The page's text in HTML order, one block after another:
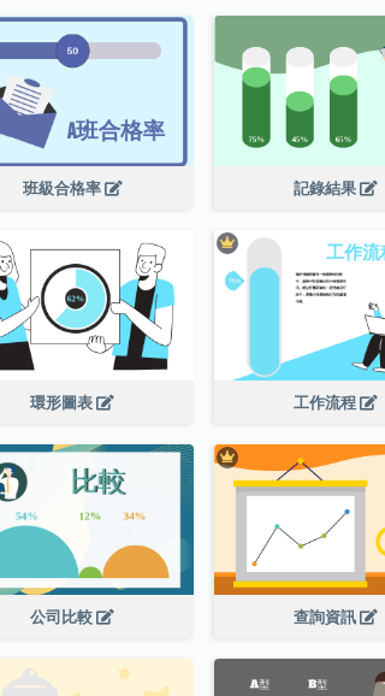
班級合格率 記錄結果
環形圖表 工作流程
公司比較 查詢資訊